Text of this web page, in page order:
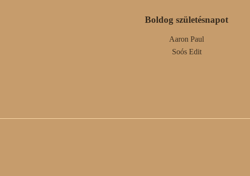
Boldog születésnapot
Aaron Paul
Soós Edit